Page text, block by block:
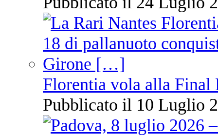
Florentia vola alla Final
Pubblicato il 10 Luglio